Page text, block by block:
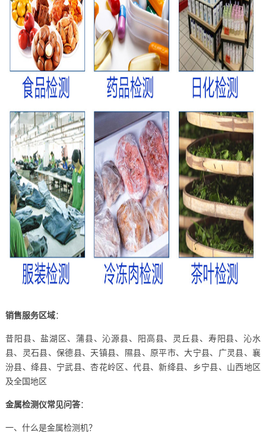
销售服务区域：
昔阳县、盐湖区、蒲县、沁源县、阳高县、灵丘县、寿阳县、沁水
县、灵石县、保德县、天镇县、隰县、原平市、大宁县、广灵县、襄
汾县、绛县、宁武县、杏花岭区、代县、新绛县、乡宁县、山西地区
及全国地区
金属检测仪常见问答：
一、什么是金属检测机？